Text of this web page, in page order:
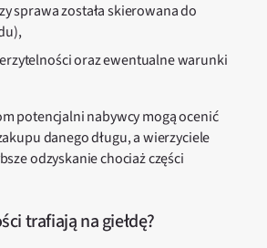
sprawa została skierowana do
oraz ewentualne warunki
potencjalni nabywcy mogą ocenić
danego długu, a wierzyciele
odzyskanie chociaż części
trafiają na giełdę?